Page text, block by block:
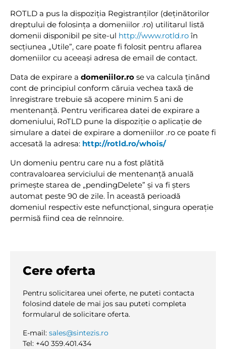
ROTLD a pus la dispoziția Registranților (deținătorilor
dreptului de folosința a domeniilor .ro) utilitarul listă
domenii disponibil pe site-ul http://www.rotld.ro în
secțiunea „Utile”, care poate fi folosit pentru aflarea
domeniilor cu aceeași adresa de email de contact.
Data de expirare a domeniilor.ro se va calcula ţinând
cont de principiul conform căruia vechea taxă de
înregistrare trebuie să acopere minim 5 ani de
mentenanţă. Pentru verificarea datei de expirare a
domeniului, RoTLD pune la dispoziţie o aplicaţie de
simulare a datei de expirare a domeniilor .ro ce poate fi
accesată la adresa: http://rotld.ro/whois/
Un domeniu pentru care nu a fost plătită
contravaloarea serviciului de mentenanță anuală
primește starea de „pendingDelete” și va fi șters
automat peste 90 de zile. În această perioadă
domeniul respectiv este nefuncțional, singura operație
permisă fiind cea de reînnoire.
Cere oferta
Pentru solicitarea unei oferte, ne puteti contacta
folosind datele de mai jos sau puteti completa
formularul de solicitare oferta.
E-mail: sales@sintezis.ro
Tel: +40 359.401.434